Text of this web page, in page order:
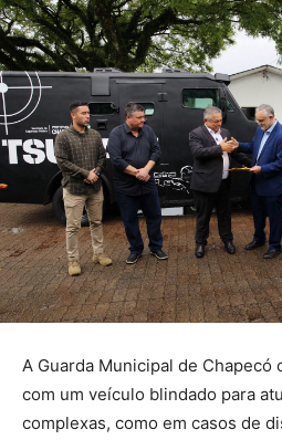
A Guarda Municipal de Chapecó
com um veículo blindado para
complexas, como em casos de